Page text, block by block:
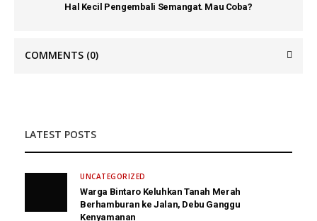
Hal Kecil Pengembali Semangat. Mau Coba?
COMMENTS (0)
LATEST POSTS
UNCATEGORIZED
Warga Bintaro Keluhkan Tanah Merah
Berhamburan ke Jalan, Debu Ganggu
Kenyamanan